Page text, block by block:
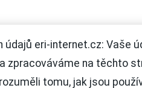
údajů eri-internet.cz: Vaše
zpracováváme na těchto
tomu, jak jsou